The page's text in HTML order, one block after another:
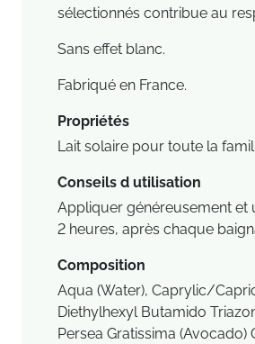
sélectionnés contribue au
Sans effet blanc.
Fabriqué en France.
Propriétés
Lait solaire pour toute la
Conseils d utilisation
Appliquer généreusement et
2 heures, après chaque
Composition
Aqua (Water), Caprylic/
Diethylhexyl Butamido
Persea Gratissima